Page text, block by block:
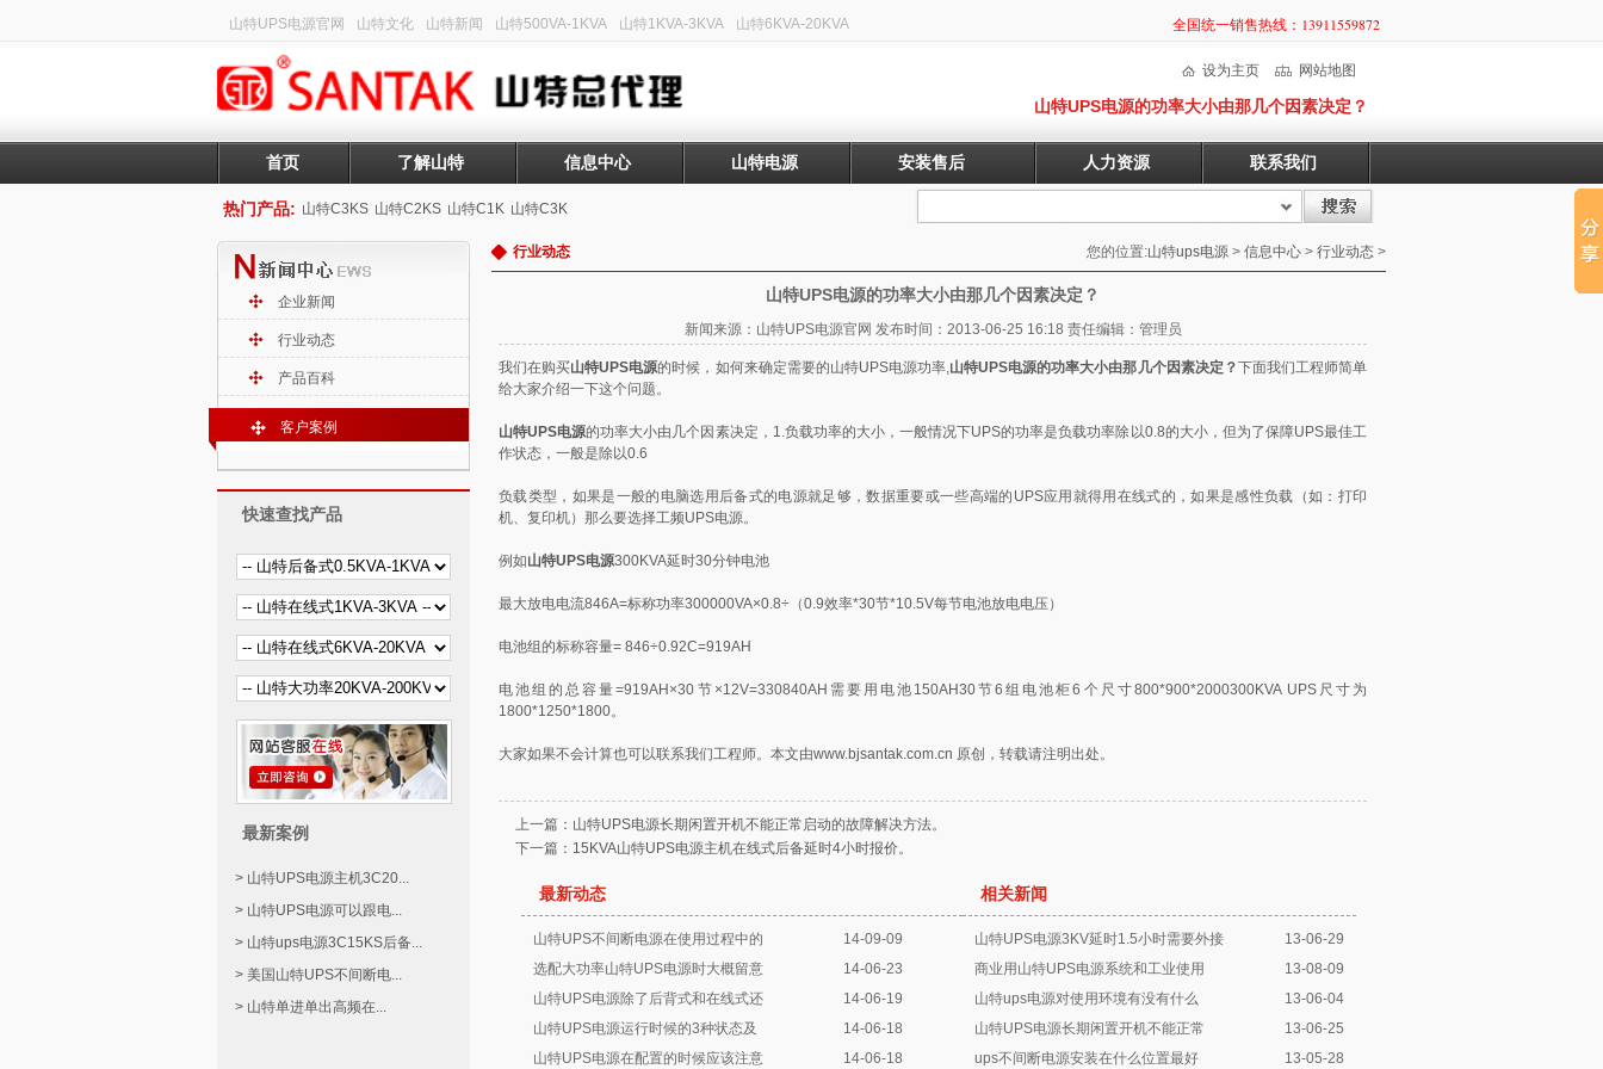
全国统一销售热线：13911559872
山特UPS电源官网 山特文化 山特新闻 山特500VA-1KVA 山特1KVA-3KVA 山特6KVA-20KVA
网站地图
设为主页
山特UPS电源的功率大小由那几个因素决定？
首页 了解山特 信息中心 山特电源 安装售后 人力资源 联系我们
热门产品: 山特C3KS 山特C2KS 山特C1K 山特C3K
企业新闻
行业动态
产品百科
客户案例
快速查找产品
最新案例
> 山特UPS电源主机3C20...
> 山特UPS电源可以跟电...
> 山特ups电源3C15KS后备...
> 美国山特UPS不间断电...
> 山特单进单出高频在...
行业动态 您的位置:山特ups电源 > 信息中心 > 行业动态 >
山特UPS电源的功率大小由那几个因素决定？
新闻来源：山特UPS电源官网 发布时间：2013-06-25 16:18 责任编辑：管理员
我们在购买山特UPS电源的时候，如何来确定需要的山特UPS电源功率,山特UPS电源的功率大小由那几个因素决定？下面我们工程师简单
给大家介绍一下这个问题。
山特UPS电源的功率大小由几个因素决定，1.负载功率的大小，一般情况下UPS的功率是负载功率除以0.8的大小，但为了保障UPS最佳工
作状态，一般是除以0.6
负载类型，如果是一般的电脑选用后备式的电源就足够，数据重要或一些高端的UPS应用就得用在线式的，如果是感性负载（如：打印
机、复印机）那么要选择工频UPS电源。
例如山特UPS电源300KVA延时30分钟电池
最大放电电流846A=标称功率300000VA×0.8÷（0.9效率*30节*10.5V每节电池放电电压）
电池组的标称容量= 846÷0.92C=919AH
电池组的总容量=919AH×30节×12V=330840AH需要用电池150AH30节6组电池柜6个尺寸800*900*2000300KVA UPS尺寸为
1800*1250*1800。
大家如果不会计算也可以联系我们工程师。本文由www.bjsantak.com.cn 原创，转载请注明出处。
上一篇： 山特UPS电源长期闲置开机不能正常启动的故障解决方法。
下一篇： 15KVA山特UPS电源主机在线式后备延时4小时报价。
最新动态
山特UPS不间断电源在使用过程中的
14-09-09
选配大功率山特UPS电源时大概留意
14-06-23
山特UPS电源除了后背式和在线式还
14-06-19
山特UPS电源运行时候的3种状态及
14-06-18
山特UPS电源在配置的时候应该注意
14-06-18
相关新闻
山特UPS电源3KV延时1.5小时需要外接
13-06-29
商业用山特UPS电源系统和工业使用
13-08-09
山特ups电源对使用环境有没有什么
13-06-04
山特UPS电源长期闲置开机不能正常
13-06-25
ups不间断电源安装在什么位置最好
13-05-28